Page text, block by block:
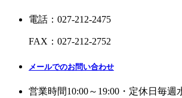
電話 ： 027-212-2475
FAX ： 027-212-2752
メールでのお問い合わせ
営業時間10:00～19:00・定休日 毎週